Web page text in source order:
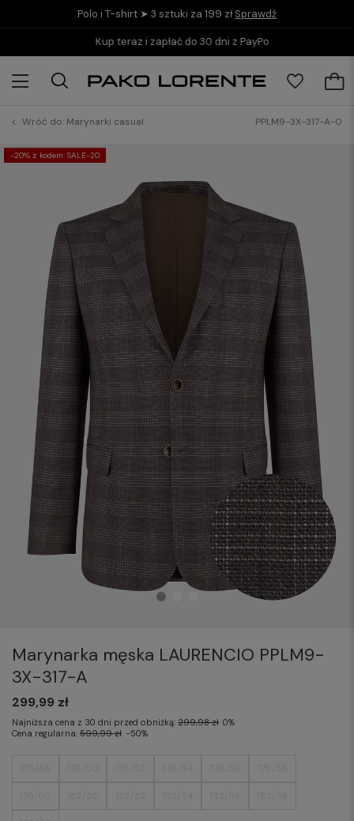
Polo i T-shirt ➤ 3 sztuki za 199 zł Sprawdź
Kup teraz i zapłać do 30 dni z PayPo
Wróć do: Marynarki casual PPLM9-3X-317-A-0
-20% z kodem: SALE-20
Marynarka męska LAURENCIO PPLM9-
3X-317-A
299,99 zł
Najniższa cena z 30 dni przed obniżką: 299,98 zł 0%
Cena regularna: 599,99 zł -50%